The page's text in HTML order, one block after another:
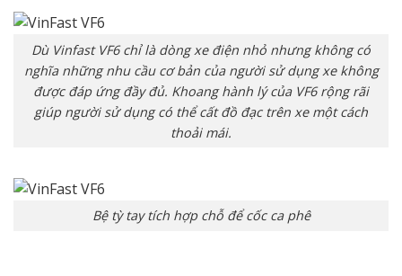
Dù Vinfast VF6 chỉ là dòng xe điện nhỏ nhưng không có
nghĩa những nhu cầu cơ bản của người sử dụng xe không
được đáp ứng đầy đủ. Khoang hành lý của VF6 rộng rãi
giúp người sử dụng có thể cất đồ đạc trên xe một cách
thoải mái.
Bệ tỳ tay tích hợp chỗ để cốc ca phê